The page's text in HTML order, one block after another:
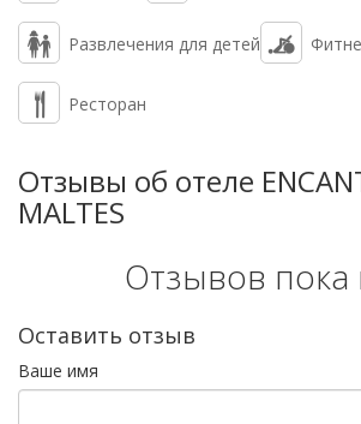
Развлечения для детей
Ресторан
Отзывы об отеле
MALTES
Отзывов пока
Оставить отзыв
Ваше имя